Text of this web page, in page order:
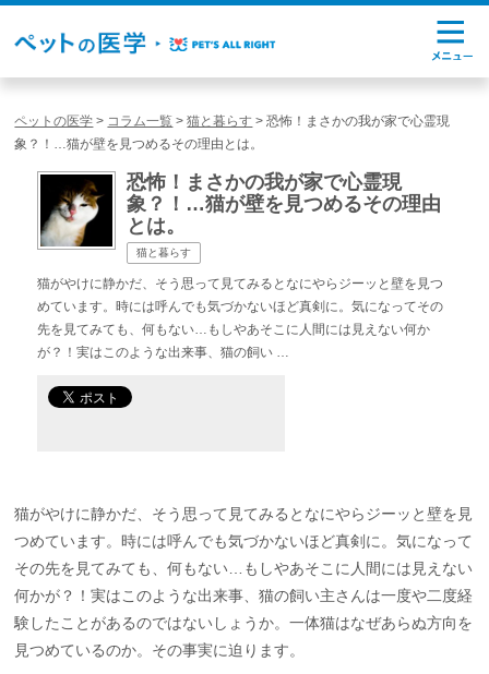
ペットの医学 > コラム一覧 >猫と暮らす >恐怖！まさかの我が家で心霊現
象？！…猫が壁を見つめるその理由とは。
恐怖！まさかの我が家で心霊現
象？！…猫が壁を見つめるその理由
とは。
猫と暮らす
猫がやけに静かだ、そう思って見てみるとなにやらジーッと壁を見つ
めています。時には呼んでも気づかないほど真剣に。気になってその
先を見てみても、何もない…もしやあそこに人間には見えない何か
が？！実はこのような出来事、猫の飼い …
猫がやけに静かだ、そう思って見てみるとなにやらジーッと壁を見
つめています。時には呼んでも気づかないほど真剣に。気になって
その先を見てみても、何もない…もしやあそこに人間には見えない
何かが？！実はこのような出来事、猫の飼い主さんは一度や二度経
験したことがあるのではないしょうか。一体猫はなぜあらぬ方向を
見つめているのか。その事実に迫ります。